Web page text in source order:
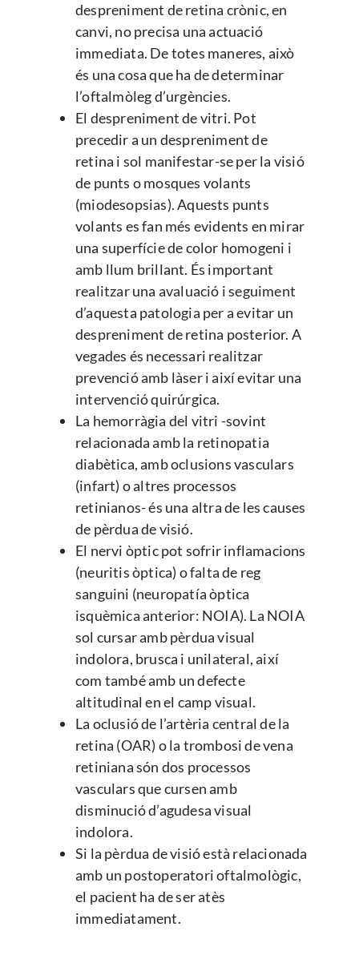
despreniment de retina crònic, en
canvi, no precisa una actuació
immediata. De totes maneres, això
és una cosa que ha de determinar
l’oftalmòleg d’urgències.
El despreniment de vitri. Pot
precedir a un despreniment de
retina i sol manifestar-se per la visió
de punts o mosques volants
(miodesopsias). Aquests punts
volants es fan més evidents en mirar
una superfície de color homogeni i
amb llum brillant. És important
realitzar una avaluació i seguiment
d’aquesta patologia per a evitar un
despreniment de retina posterior. A
vegades és necessari realitzar
prevenció amb làser i així evitar una
intervenció quirúrgica.
La hemorràgia del vitri -sovint
relacionada amb la retinopatia
diabètica, amb oclusions vasculars
(infart) o altres processos
retinianos- és una altra de les causes
de pèrdua de visió.
El nervi òptic pot sofrir inflamacions
(neuritis òptica) o falta de reg
sanguini (neuropatía òptica
isquèmica anterior: NOIA). La NOIA
sol cursar amb pèrdua visual
indolora, brusca i unilateral, així
com també amb un defecte
altitudinal en el camp visual.
La oclusió de l’artèria central de la
retina (OAR) o la trombosi de vena
retiniana són dos processos
vasculars que cursen amb
disminució d’agudesa visual
indolora.
Si la pèrdua de visió està relacionada
amb un postoperatori oftalmològic,
el pacient ha de ser atès
immediatament.